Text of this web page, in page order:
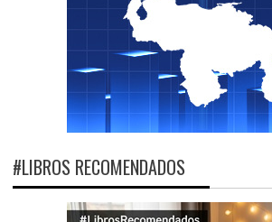
#LIBROS RECOMENDADOS